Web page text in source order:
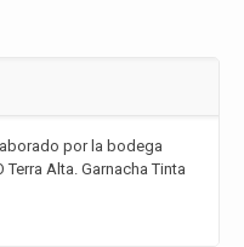
por la bodega
Alta. Garnacha Tinta